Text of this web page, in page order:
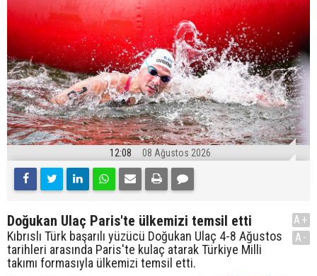
12:08 08 Ağustos 2026
Doğukan Ulaç Paris'te ülkemizi temsil etti
Kıbrıslı Türk başarılı yüzücü Doğukan Ulaç 4-8 Ağustos
tarihleri arasında Paris'te kulaç atarak Türkiye Milli
takımı formasıyla ülkemizi temsil etti.
A+
A-